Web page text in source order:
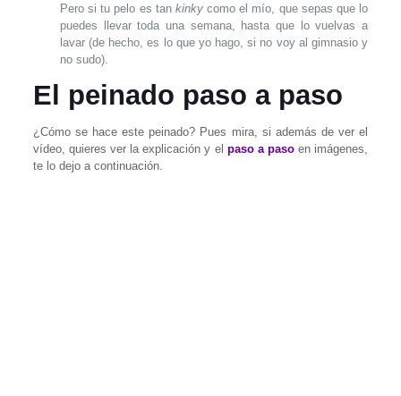
Pero si tu pelo es tan kinkycomo el mío, que sepas que lo
puedes llevar toda una semana, hasta que lo vuelvas a
lavar (de hecho, es lo que yo hago, si no voy al gimnasio y
no sudo).
El peinado paso a paso
¿Cómo se hace este peinado? Pues mira, si además de ver el
vídeo, quieres ver la explicación y el paso a pasoen imágenes,
te lo dejo a continuación.